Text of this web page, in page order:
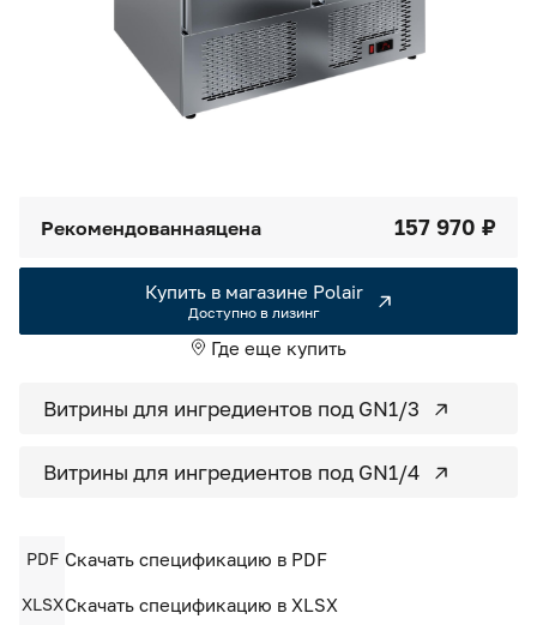
Рекомендованнаяцена 157 970 ₽
Купить в магазине Polair
Доступно в лизинг
Где еще купить
Витрины для ингредиентов под GN1/3
Витрины для ингредиентов под GN1/4
PDF Скачать спецификацию в PDF
XLSXСкачать спецификацию в XLSX
Машины холодильные
Термоконтейнеры FoodLine
Решения для Вашего Dark Store
Smart Serviсe
Единый доступ по QR-коду ко всей информации об изделии